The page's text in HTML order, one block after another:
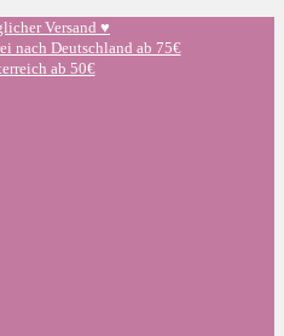
Versand ♥️
nach Deutschland ab 75€
ab 50€